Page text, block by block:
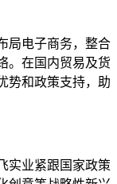
局电子商务，整合
。在国内贸易及货
势和政策支持，助
实业紧跟国家政策